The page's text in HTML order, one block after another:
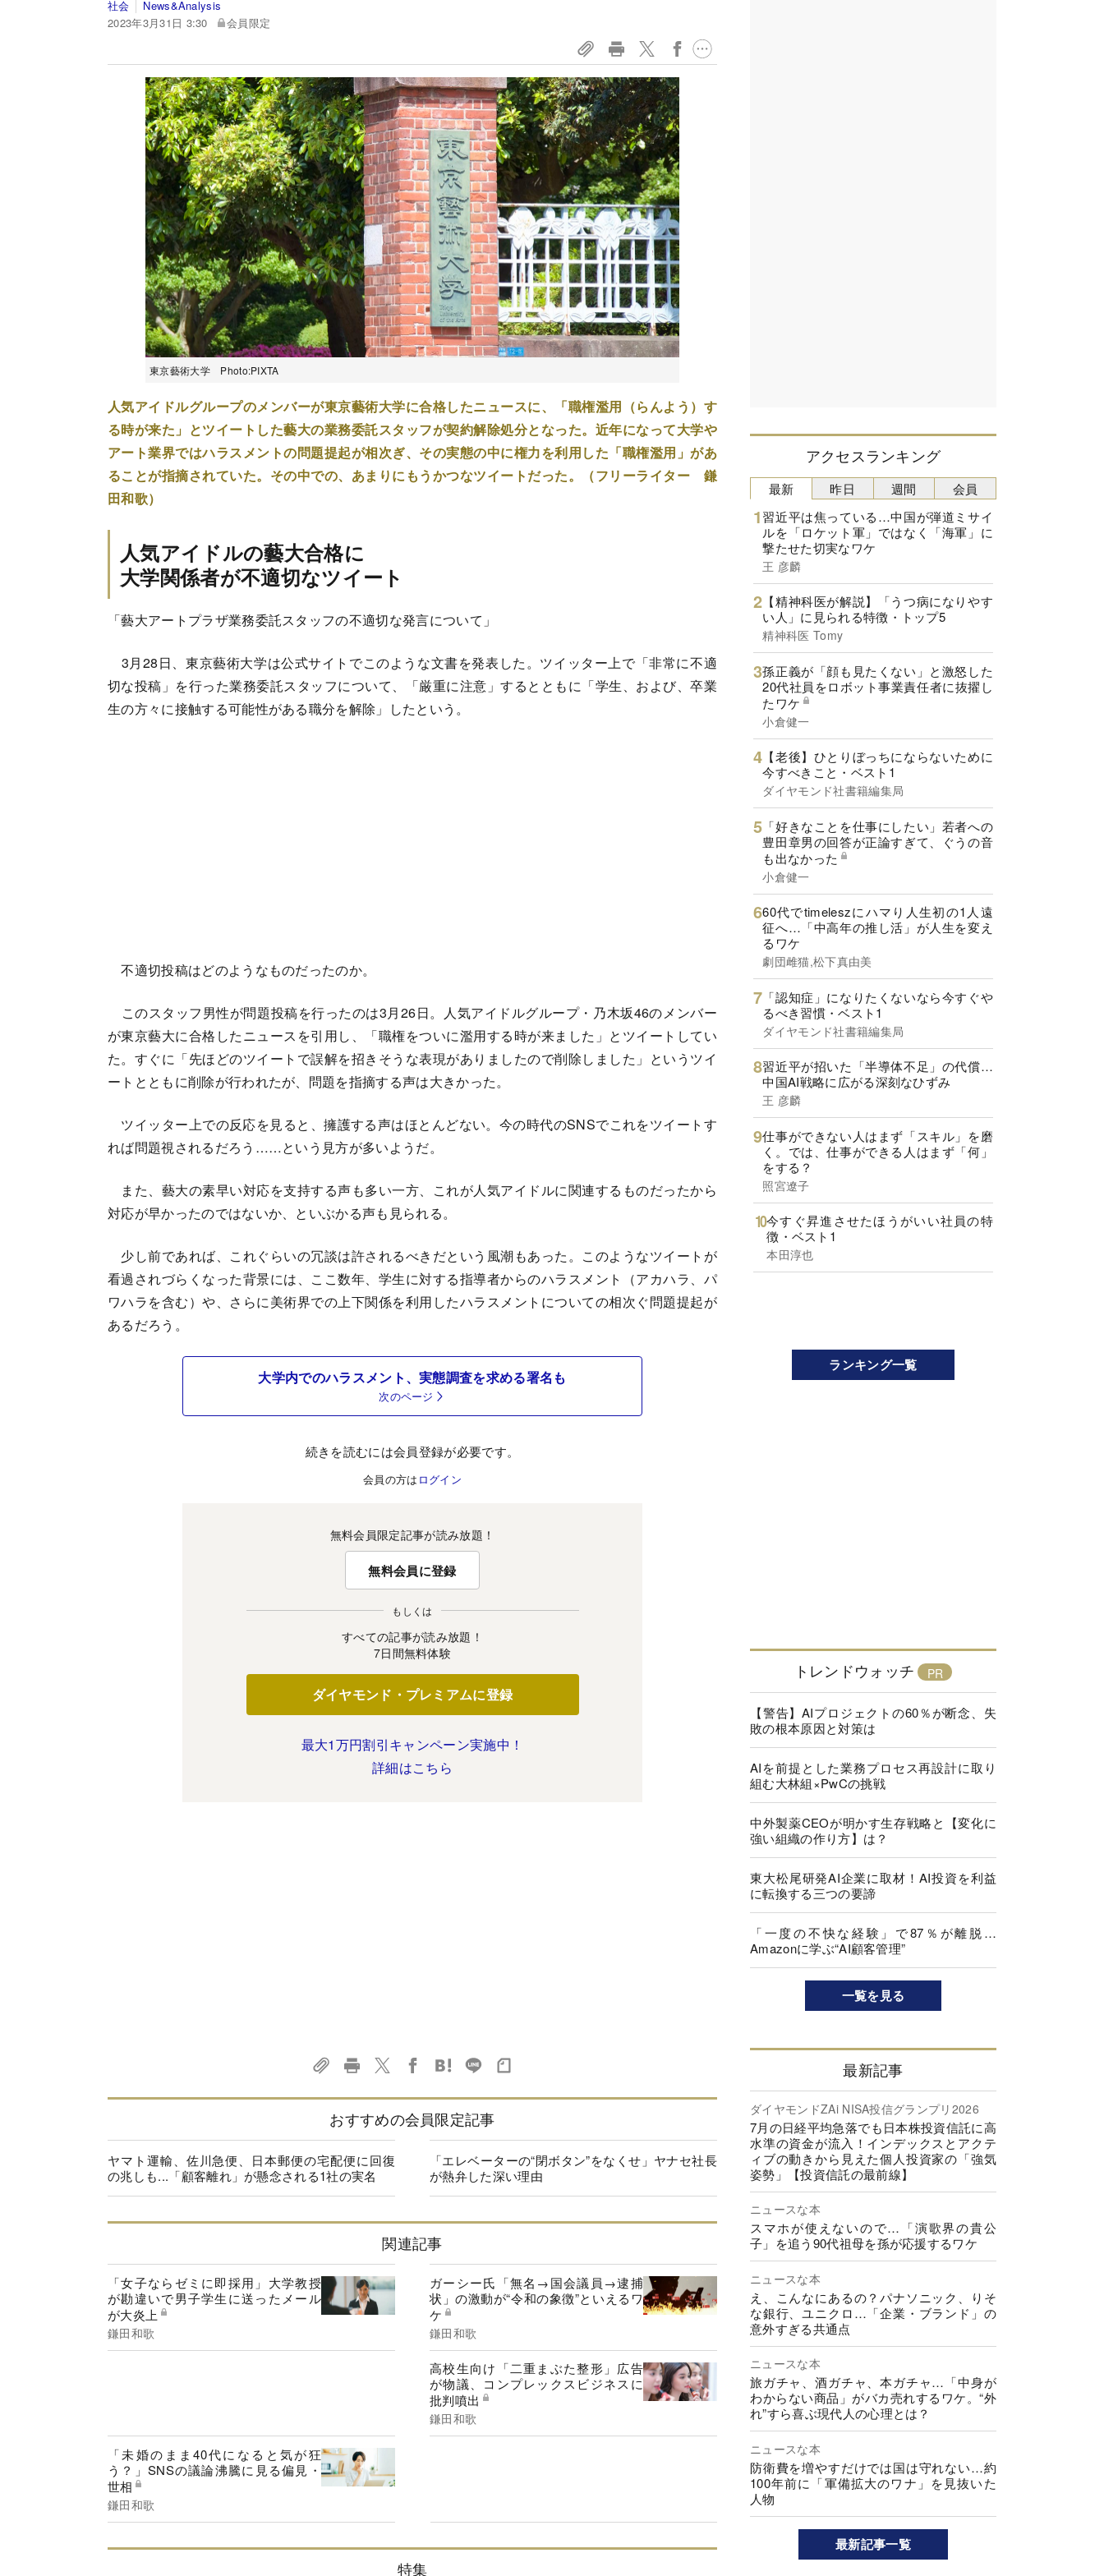
社会
News&Analysis
2023年3月31日 3:30
会員限定
東京藝術大学 Photo:PIXTA
人気アイドルグループのメンバーが東京藝術大学に合格したニュースに、「職権濫用（らんよう）す
る時が来た」とツイートした藝大の業務委託スタッフが契約解除処分となった。近年になって大学や
アート業界ではハラスメントの問題提起が相次ぎ、その実態の中に権力を利用した「職権濫用」があ
ることが指摘されていた。その中での、あまりにもうかつなツイートだった。（フリーライター 鎌
田和歌）
人気アイドルの藝大合格に
大学関係者が不適切なツイート
「藝大アートプラザ業務委託スタッフの不適切な発言について」
3月28日、東京藝術大学は公式サイトでこのような文書を発表した。ツイッター上で「非常に不適
切な投稿」を行った業務委託スタッフについて、「厳重に注意」するとともに「学生、および、卒業
生の方々に接触する可能性がある職分を解除」したという。
不適切投稿はどのようなものだったのか。
このスタッフ男性が問題投稿を行ったのは3月26日。人気アイドルグループ・乃木坂46のメンバー
が東京藝大に合格したニュースを引用し、「職権をついに濫用する時が来ました」とツイートしてい
た。すぐに「先ほどのツイートで誤解を招きそうな表現がありましたので削除しました」というツイ
ートとともに削除が行われたが、問題を指摘する声は大きかった。
ツイッター上での反応を見ると、擁護する声はほとんどない。今の時代のSNSでこれをツイートす
れば問題視されるだろう……という見方が多いようだ。
また、藝大の素早い対応を支持する声も多い一方、これが人気アイドルに関連するものだったから
対応が早かったのではないか、といぶかる声も見られる。
少し前であれば、これぐらいの冗談は許されるべきだという風潮もあった。このようなツイートが
看過されづらくなった背景には、ここ数年、学生に対する指導者からのハラスメント（アカハラ、パ
ワハラを含む）や、さらに美術界での上下関係を利用したハラスメントについての相次ぐ問題提起が
あるだろう。
大学内でのハラスメント、実態調査を求める署名も
次のページ
続きを読むには会員登録が必要です。
会員の方は ログイン
無料会員限定記事が読み放題！
無料会員に登録
もしくは
すべての記事が読み放題！
7日間無料体験
ダイヤモンド・プレミアムに登録
最大1万円割引キャンペーン実施中！
詳細はこちら
おすすめの会員限定記事
ヤマト運輸、佐川急便、日本郵便の宅配便に回復
の兆しも...「顧客離れ」が懸念される1社の実名
「エレベーターの“閉ボタン”をなくせ」ヤナセ社長
が熱弁した深い理由
関連記事
「女子ならゼミに即採用」大学教授
が勘違いで男子学生に送ったメール
が大炎上
鎌田和歌
ガーシー氏「無名→国会議員→逮捕
状」の激動が“令和の象徴”といえるワ
ケ
鎌田和歌
高校生向け「二重まぶた整形」広告
が物議、コンプレックスビジネスに
批判噴出
鎌田和歌
「未婚のまま40代になると気が狂
う？」SNSの議論沸騰に見る偏見・
世相
鎌田和歌
特集
アクセスランキング
最新
習近平は焦っている…中国が弾道ミサイ
ルを「ロケット軍」ではなく「海軍」に
撃たせた切実なワケ
王 彦麟
【精神科医が解説】「うつ病になりやす
い人」に見られる特徴・トップ5
精神科医 Tomy
孫正義が「顔も見たくない」と激怒した
20代社員をロボット事業責任者に抜擢し
たワケ
小倉健一
【老後】ひとりぼっちにならないために
今すべきこと・ベスト1
ダイヤモンド社書籍編集局
「好きなことを仕事にしたい」若者への
豊田章男の回答が正論すぎて、ぐうの音
も出なかった
小倉健一
60代でtimeleszにハマり人生初の1人遠
征へ…「中高年の推し活」が人生を変え
るワケ
劇団雌猫,松下真由美
「認知症」になりたくないなら今すぐや
るべき習慣・ベスト1
ダイヤモンド社書籍編集局
習近平が招いた「半導体不足」の代償…
中国AI戦略に広がる深刻なひずみ
王 彦麟
仕事ができない人はまず「スキル」を磨
く。では、仕事ができる人はまず「何」
をする？
照宮遼子
今すぐ昇進させたほうがいい社員の特
徴・ベスト1
本田淳也
昨日 週間 会員
ランキング一覧
トレンドウォッチ
【警告】AIプロジェクトの60％が断念、失
敗の根本原因と対策は
AIを前提とした業務プロセス再設計に取り
組む大林組×PwCの挑戦
中外製薬CEOが明かす生存戦略と【変化に
強い組織の作り方】は？
東大松尾研発AI企業に取材！AI投資を利益
に転換する三つの要諦
「一度の不快な経験」で87％が離脱…
Amazonに学ぶ“AI顧客管理”
一覧を見る
最新記事
ダイヤモンドZAi NISA投信グランプリ2026
7月の日経平均急落でも日本株投資信託に高
水準の資金が流入！インデックスとアクテ
ィブの動きから見えた個人投資家の「強気
姿勢」【投資信託の最前線】
ニュースな本
スマホが使えないので…「演歌界の貴公
子」を追う90代祖母を孫が応援するワケ
ニュースな本
え、こんなにあるの？パナソニック、りそ
な銀行、ユニクロ…「企業・ブランド」の
意外すぎる共通点
ニュースな本
旅ガチャ、酒ガチャ、本ガチャ…「中身が
わからない商品」がバカ売れするワケ。“外
れ”すら喜ぶ現代人の心理とは？
ニュースな本
防衛費を増やすだけでは国は守れない…約
100年前に「軍備拡大のワナ」を見抜いた
人物
最新記事一覧